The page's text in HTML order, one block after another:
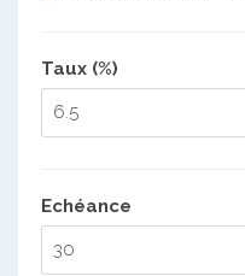
Taux (%)
Echéance